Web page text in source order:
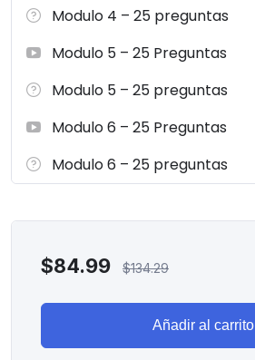
Modulo 4 – 25 preguntas
Modulo 5 – 25 Preguntas
Modulo 5 – 25 preguntas
Modulo 6 – 25 Preguntas
Modulo 6 – 25 preguntas
$84.99 $134.29
Añadir al carrito